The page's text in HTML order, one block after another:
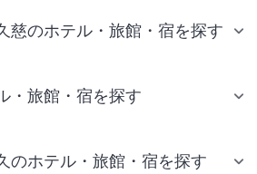
慈のホテル・旅館・宿を探す
・旅館・宿を探す
のホテル・旅館・宿を探す